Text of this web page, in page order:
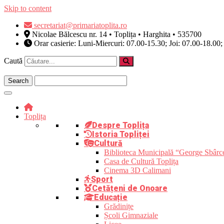
Skip to content
secretariat@primariatoplita.ro
Nicolae Bălcescu nr. 14 • Toplița • Harghita • 535700
Orar casierie: Luni-Miercuri: 07.00-15.30; Joi: 07.00-
Caută
Toplița
Despre Toplița
Istoria Topliței
Cultură
Biblioteca Municipală “George
Casa de Cultură Toplița
Cinema 3D Calimani
Sport
Cetățeni de Onoare
Educație
Grădinițe
Școli Gimnaziale